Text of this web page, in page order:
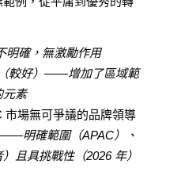
明確，無激勵作用
（較好）——增加了區域範
元素
市場無可爭議的品牌領導
——明確範圍（APAC）、
且具挑戰性（2026 年）